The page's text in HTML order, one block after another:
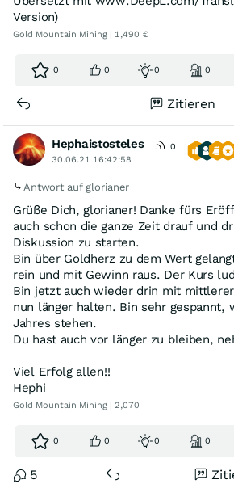
Version)
Gold Mountain Mining | 1,490 €
0 0 0 0
Zitieren
Hephaistosteles
0
30.06.21 16:42:58
Antwort auf glorianer
Grüße Dich, glorianer! Danke fürs
auch schon die ganze Zeit drauf und
Diskussion zu starten.
Bin über Goldherz zu dem Wert
rein und mit Gewinn raus. Der Kurs
Bin jetzt auch wieder drin mit
nun länger halten. Bin sehr gespannt,
Jahres stehen.
Du hast auch vor länger zu bleiben,
Viel Erfolg allen!!
Hephi
Gold Mountain Mining | 2,070
0 0 0 0
5